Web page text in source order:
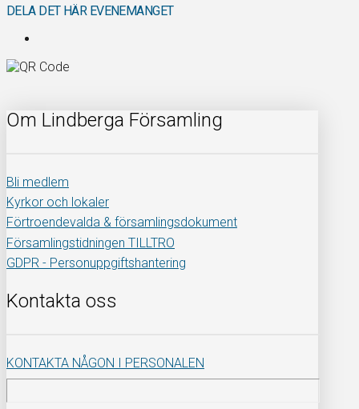
DELA DET HÄR EVENEMANGET
Om Lindberga Församling
Bli medlem
Kyrkor och lokaler
Förtroendevalda & församlingsdokument
Församlingstidningen TILLTRO
GDPR - Personuppgiftshantering
Kontakta oss
KONTAKTA NÅGON I PERSONALEN